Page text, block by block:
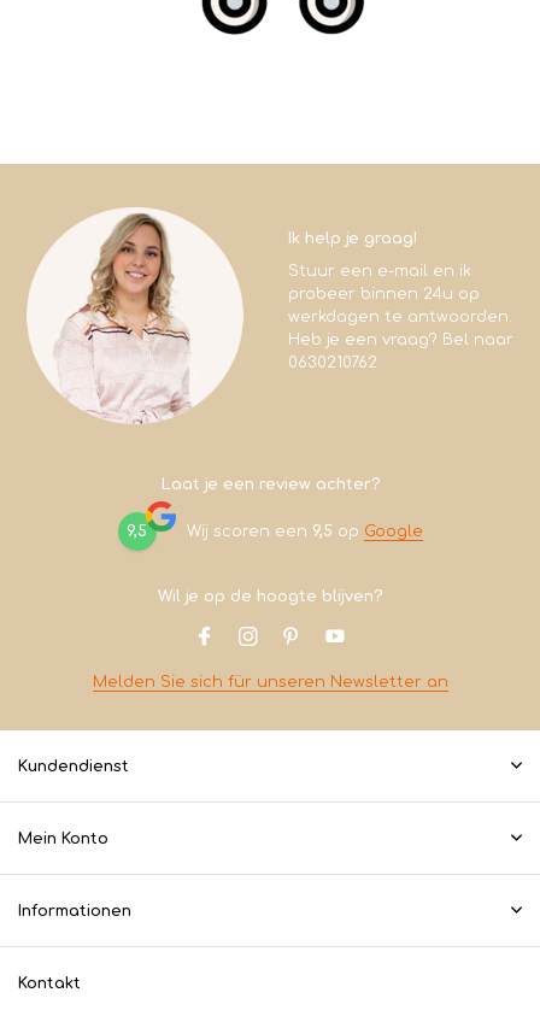
Ik help je graag!
Stuur een e-mail en ik
probeer binnen 24u op
werkdagen te antwoorden.
Heb je een vraag? Bel naar
0630210762
Laat je een review achter?
9,5 Wij scoren een 9,5 op Google
Wil je op de hoogte blijven?
Melden Sie sich für unseren Newsletter an
Kundendienst
Mein Konto
Informationen
Kontakt